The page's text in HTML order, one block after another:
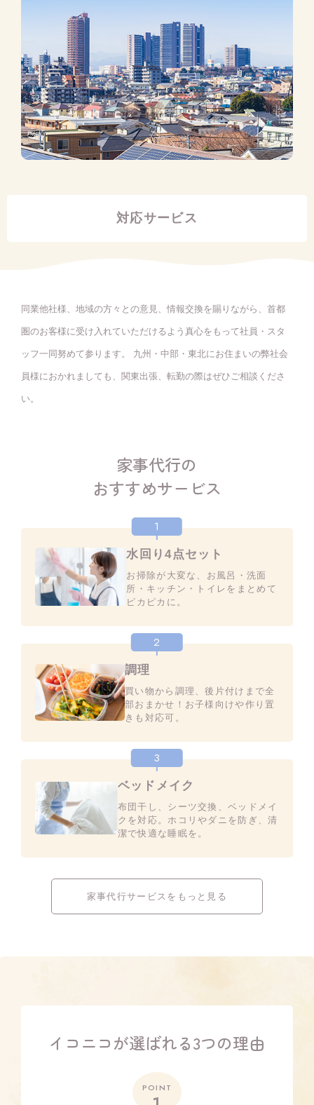
対応サービス
同業他社様、地域の方々との意見、情報交換を賜りながら、首都
圏のお客様に受け入れていただけるよう真心をもって社員・スタ
ッフ一同努めて参ります。 九州・中部・東北にお住まいの弊社会
員様におかれましても、関東出張、転勤の際はぜひご相談くださ
い。
家事代行の
おすすめサービス
1
水回り4点セット
お掃除が大変な、お風呂・洗面
所・キッチン・トイレをまとめて
ピカピカに。
2
調理
買い物から調理、後片付けまで全
部おまかせ！お子様向けや作り置
きも対応可。
3
ベッドメイク
布団干し、シーツ交換、ベッドメイ
クを対応。ホコリやダニを防ぎ、清
潔で快適な睡眠を。
家事代行サービスをもっと見る
イコニコが選ばれる3つの理由
POINT